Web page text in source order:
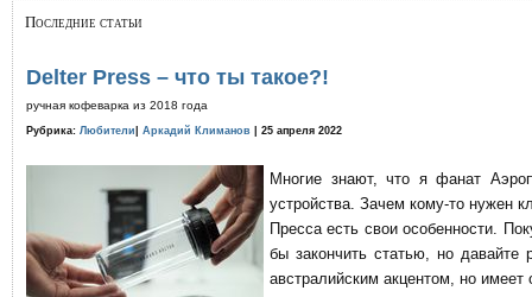
Последние статьи
Delter Press – что ты такое?!
ручная кофеварка из 2018 года
Рубрика: Любители Аркадий Климанов | 25 апреля 2022
Многие знают, что я фанат
устройства. Зачем кому-то нужен
Пресса есть свои особенности.
бы закончить статью, но давайте
австралийским акцентом, но имеет